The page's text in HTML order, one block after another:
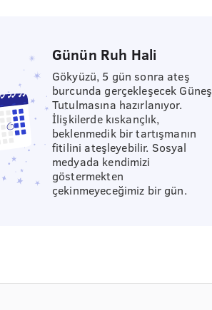
Günün Ruh Hali
Gökyüzü, 5 gün sonra ateş
burcunda gerçekleşecek Güneş
Tutulmasına hazırlanıyor.
İlişkilerde kıskançlık,
beklenmedik bir tartışmanın
fitilini ateşleyebilir. Sosyal
medyada kendimizi
göstermekten
çekinmeyeceğimiz bir gün.